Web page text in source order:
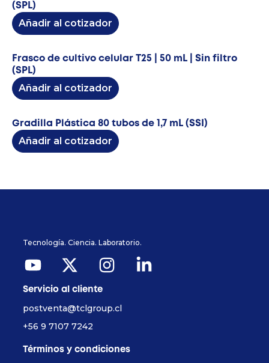
(SPL)
Añadir al cotizador
Frasco de cultivo celular T25 | 50 mL | Sin filtro
(SPL)
Añadir al cotizador
Gradilla Plástica 80 tubos de 1,7 mL (SSI)
Añadir al cotizador
Tecnología. Ciencia. Laboratorio.
Servicio al cliente
postventa@tclgroup.cl
+56 9 7107 7242
Términos y condiciones